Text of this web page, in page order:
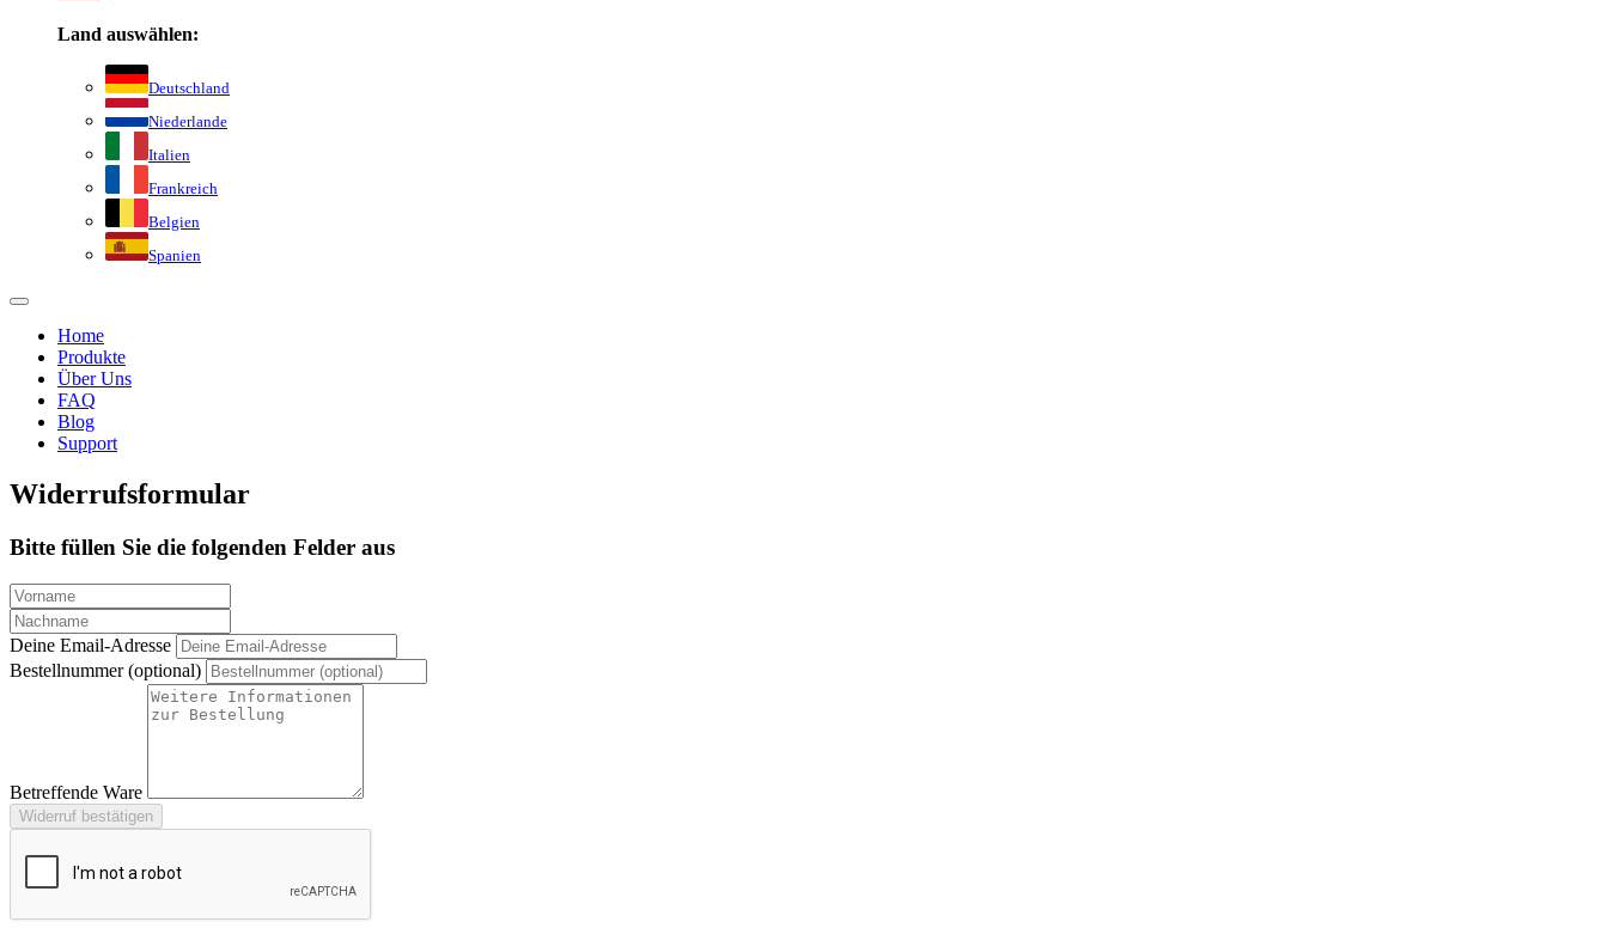
Land auswählen:
Deutschland
Niederlande
Italien
Frankreich
Belgien
Spanien
Home
Produkte
Über Uns
FAQ
Blog
Support
Widerrufsformular
Bitte füllen Sie die folgenden Felder aus
Deine Email-Adresse
Bestellnummer (optional)
Betreffende Ware
Widerruf bestätigen